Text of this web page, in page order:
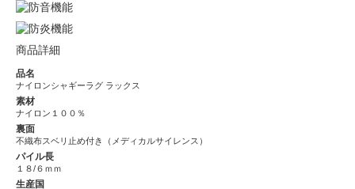
商品詳細
品名
ナイロンシャギーラグ ラックス
素材
ナイロン１００％
裏面
不織布スベリ止め付き（メディカルサイレンス）
パイル長
１８/６ｍｍ
生産国